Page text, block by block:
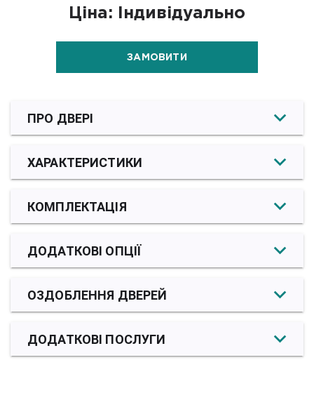
Ціна: Індивідуально
ЗАМОВИТИ
ПРО ДВЕРІ
ХАРАКТЕРИСТИКИ
КОМПЛЕКТАЦІЯ
ДОДАТКОВІ ОПЦІЇ
ОЗДОБЛЕННЯ ДВЕРЕЙ
ДОДАТКОВІ ПОСЛУГИ